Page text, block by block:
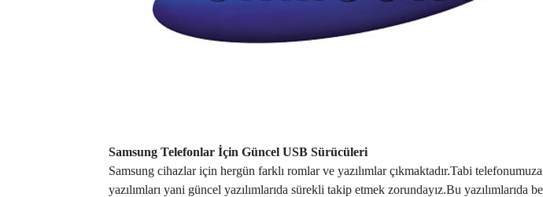
Samsung Telefonlar İçin Güncel USB Sürücüleri
Samsung cihazlar için hergün farklı romlar ve yazılımlar çıkmaktadır.Tabi
yazılımları yani güncel yazılımlarıda sürekli takip etmek zorundayız.Bu yazılımlarıda